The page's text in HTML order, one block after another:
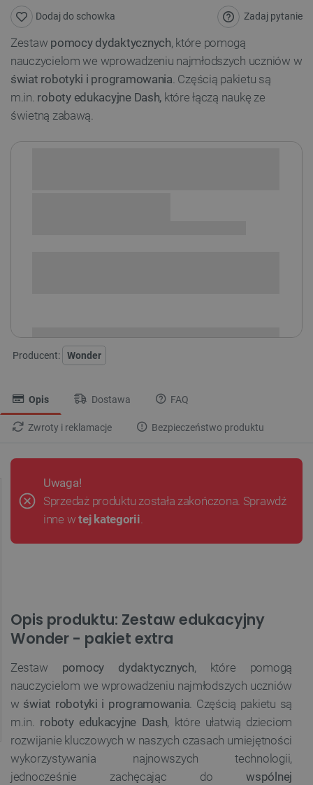
Zadaj pytanie
Dodaj do schowka
Zestaw pomocy dydaktycznych, które pomogą
nauczycielom we wprowadzeniu najmłodszych uczniów w
świat robotyki i programowania. Częścią pakietu są
m.in. roboty edukacyjne Dash, które łączą naukę ze
świetną zabawą.
Producent: Wonder
Opis Dostawa FAQ
Zwroty i reklamacje Bezpieczeństwo produktu
Uwaga!
Sprzedaż produktu została zakończona. Sprawdź
inne wtej kategorii.
Opis produktu: Zestaw edukacyjny
Wonder - pakiet extra
Zestaw pomocy dydaktycznych, które pomogą
nauczycielom we wprowadzeniu najmłodszych uczniów
w świat robotyki i programowania. Częścią pakietu są
m.in. roboty edukacyjne Dash, które ułatwią dzieciom
rozwijanie kluczowych w naszych czasach umiejętności
wykorzystywania najnowszych technologii,
jednocześnie zachęcając dowspólnej